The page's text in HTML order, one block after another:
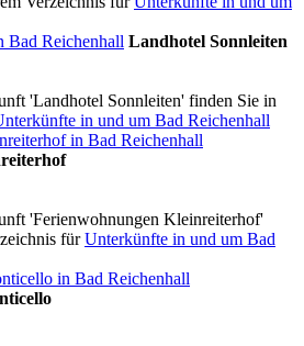
Landhotel Sonnleiten
'Landhotel Sonnleiten' finden Sie in
in und um Bad Reichenhall
'Ferienwohnungen Kleinreiterhof'
fürUnterkünfte in und um Bad